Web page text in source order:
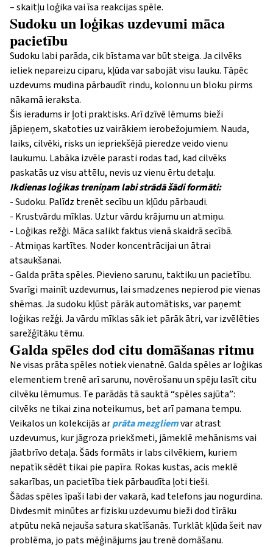
– skaitļu loģika vai īsa reakcijas spēle.
Sudoku un loģikas uzdevumi māca
pacietību
Sudoku labi parāda, cik bīstama var būt steiga. Ja cilvēks
ieliek nepareizu ciparu, kļūda var sabojāt visu lauku. Tāpēc
uzdevums mudina pārbaudīt rindu, kolonnu un bloku pirms
nākamā ieraksta.
Šis ieradums ir ļoti praktisks. Arī dzīvē lēmums bieži
jāpieņem, skatoties uz vairākiem ierobežojumiem. Nauda,
laiks, cilvēki, risks un iepriekšējā pieredze veido vienu
laukumu. Labāka izvēle parasti rodas tad, kad cilvēks
paskatās uz visu attēlu, nevis uz vienu ērtu detaļu.
Ikdienas loģikas treniņam labi strādā šādi formāti:
- Sudoku. Palīdz trenēt secību un kļūdu pārbaudi.
- Krustvārdu mīklas. Uztur vārdu krājumu un atmiņu.
- Loģikas režģi. Māca salikt faktus vienā skaidrā secībā.
- Atmiņas kartītes. Noder koncentrācijai un ātrai
atsaukšanai.
- Galda prāta spēles. Pievieno sarunu, taktiku un pacietību.
Svarīgi mainīt uzdevumus, lai smadzenes nepierod pie vienas
shēmas. Ja sudoku kļūst pārāk automātisks, var paņemt
loģikas režģi. Ja vārdu mīklas sāk iet pārāk ātri, var izvēlēties
sarežģītāku tēmu.
Galda spēles dod citu domāšanas ritmu
Ne visas prāta spēles notiek vienatnē. Galda spēles ar loģikas
elementiem trenē arī sarunu, novērošanu un spēju lasīt citu
cilvēku lēmumus. Te parādās tā sauktā “spēles sajūta”:
cilvēks ne tikai zina noteikumus, bet arī pamana tempu.
Veikalos un kolekcijās arprāta mezgliemvar atrast
uzdevumus, kur jāgroza priekšmeti, jāmeklē mehānisms vai
jāatbrīvo detaļa. Šāds formāts ir labs cilvēkiem, kuriem
nepatīk sēdēt tikai pie papīra. Rokas kustas, acis meklē
sakarības, un pacietība tiek pārbaudīta ļoti tieši.
Šādas spēles īpaši labi der vakarā, kad telefons jau nogurdina.
Divdesmit minūtes ar fizisku uzdevumu bieži dod tīrāku
atpūtu nekā nejauša satura skatīšanās. Turklāt kļūda šeit nav
problēma, jo pats mēģinājums jau trenē domāšanu.